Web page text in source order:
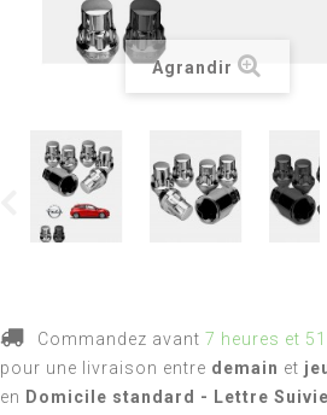
Agrandir
Commandez avant 7 heures et
pour une livraison entre demain et
en Domicile standard - Lettre Suivie